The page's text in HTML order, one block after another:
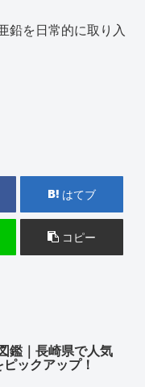
鉛を日常的に取り入
はてブ
コピー
鑑｜長崎県で人気
ックアップ！